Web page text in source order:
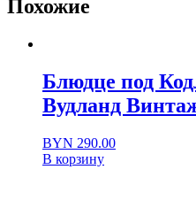
Похожие
Блюдце под
Вудланд
BYN 290.00
В корзину